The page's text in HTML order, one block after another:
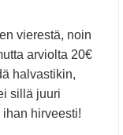
vierestä, noin
arviolta 20€
halvastikin,
sillä juuri
hirveesti!